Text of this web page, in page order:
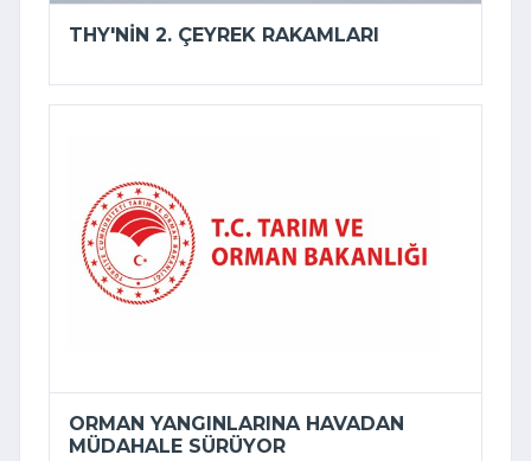
THY'NIN 2. ÇEYREK RAKAMLARI
ORMAN YANGINLARINA HAVADAN
MÜDAHALE SÜRÜYOR